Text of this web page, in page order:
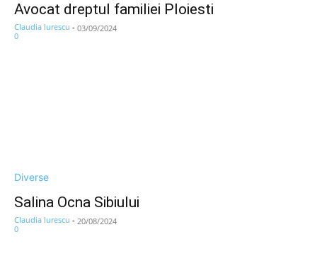
Avocat dreptul familiei Ploiesti
Claudia Iurescu - 03/09/2024
0
Diverse
Salina Ocna Sibiului
Claudia Iurescu - 20/08/2024
0